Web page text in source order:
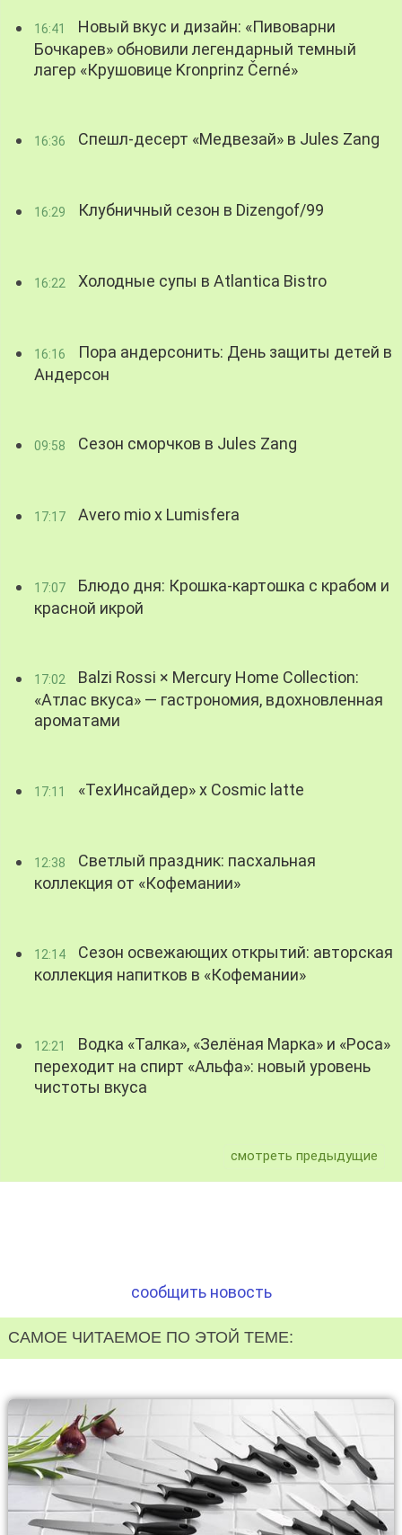
16:41
Новый вкус и дизайн: «Пивоварни
Бочкарев» обновили легендарный темный
лагер «Крушовице Kronprinz Černé»
16:36 Спешл-десерт «Медвезай» в Jules Zang
16:29 Клубничный сезон в Dizengof/99
16:22 Холодные супы в Atlantica Bistro
16:16
Пора андерсонить: День защиты детей в
Андерсон
09:58 Сезон сморчков в Jules Zang
17:17 Avero mio x Lumisfera
17:07
Блюдо дня: Крошка-картошка с крабом и
красной икрой
17:02
Balzi Rossi × Mercury Home Collection:
«Атлас вкуса» — гастрономия, вдохновленная
ароматами
17:11 «ТехИнсайдер» х Cosmic latte
12:38
Светлый праздник: пасхальная
коллекция от «Кофемании»
12:14
Сезон освежающих открытий: авторская
коллекция напитков в «Кофемании»
12:21
Водка «Талка», «Зелёная Марка» и «Роса»
переходит на спирт «Альфа»: новый уровень
чистоты вкуса
смотреть предыдущие
сообщить новость
САМОЕ ЧИТАЕМОЕ ПО ЭТОЙ ТЕМЕ: